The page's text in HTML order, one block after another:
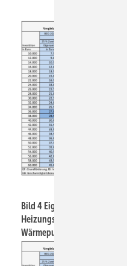
Bild 4 Eigenanteil bei der
Heizungsmodernisierung auf
Wärmepumpe.